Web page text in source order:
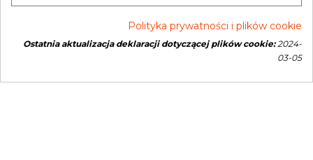
Copyright © 2026 Genesis Turbo. All rights reserved
Polityka prywatności i plików cookie
Ostatnia aktualizacja deklaracji dotyczącej plików cookie:2024-
03-05